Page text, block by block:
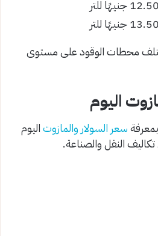
محطات الوقود على مستوى
اليوم
سعر السولار والمازوتاليوم
تكاليف النقل والصناعة.